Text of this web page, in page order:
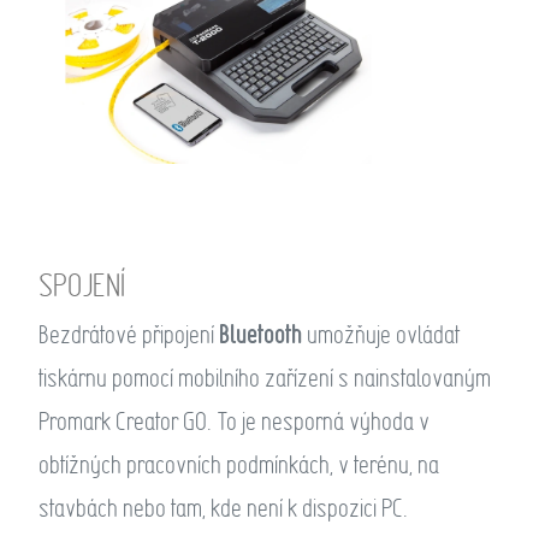
SPOJENÍ
Bezdrátové připojení Bluetooth umožňuje ovládat
tiskárnu pomocí mobilního zařízení s nainstalovaným
Promark Creator GO. To je nesporná výhoda v
obtížných pracovních podmínkách, v terénu, na
stavbách nebo tam, kde není k dispozici PC.